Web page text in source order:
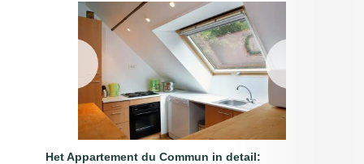
Het Appartement du Commun in detail: